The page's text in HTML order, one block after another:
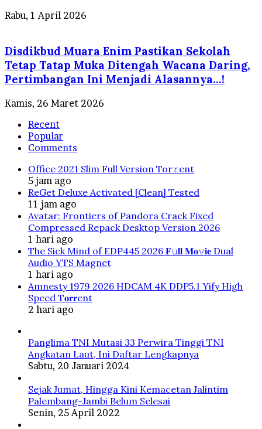
Rabu, 1 April 2026
Disdikbud Muara Enim Pastikan Sekolah
Tetap Tatap Muka Ditengah Wacana Daring,
Pertimbangan Ini Menjadi Alasannya…!
Kamis, 26 Maret 2026
Recent
Popular
Comments
Office 2021 Slim Full Version Tor𝚛ent
5 jam ago
ReGet Deluxe Activated [Clean] Tested
11 jam ago
Avatar: Frontiers of Pandora Crack Fixed
Compressed Repack Desktop Version 2026
1 hari ago
The Sick Mind of EDP445 2026 𝐅𝚞𝐥𝐥 𝐌𝐨𝚟𝐢𝐞 Dual
Audio YTS Magnet
1 hari ago
Amnesty 1979 2026 HDCAM 4K DDP5.1 Yify High
Speed T𝐨𝐫𝐫ent
2 hari ago
Panglima TNI Mutasi 33 Perwira Tinggi TNI
Angkatan Laut, Ini Daftar Lengkapnya
Sabtu, 20 Januari 2024
Sejak Jumat, Hingga Kini Kemacetan Jalintim
Palembang-Jambi Belum Selesai
Senin, 25 April 2022